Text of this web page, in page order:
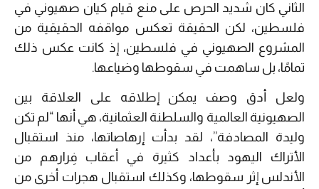
الثاني كان شديد الحرص على منع قيام كيان صهيوني في
فلسطين، لكن الحقيقة تعكس مواقفه الحقيقية من
المشروع الصهيوني في فلسطين، إذ كانت عكس ذلك
تمامًا، بل ساهمت في سقوطها وضياعها.
ولعل أدق وصف يمكن إطلاقه على العلاقة بين
الصهيونية العالمية والسلطنة العثمانية، هي أنها “لم تكن
وليدة المصادفة”، لقد بدأت إرهاصاتها، منذ استقبال
الأتراك اليهود بأعداد كثيرة في أعقاب فِرارهم من
الأندلس إثر سقوطها، وكذلك استقبال هجرات أخرى من